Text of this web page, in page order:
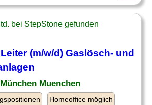
bei StepStone gefunden
Leiter(m/w/d) Gaslösch- und
Muenchen
Homeoffice möglich